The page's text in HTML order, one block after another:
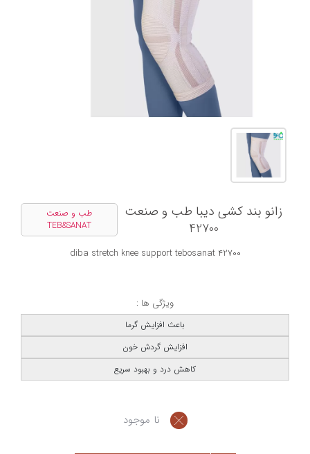
طب و صنعت
TEB&SANAT
زانو بند کشی دیبا طب و صنعت
42700
42700 diba stretch knee support tebosanat
ویژگی ها :
باعث افزایش گرما
افزایش گردش خون
کاهش درد و بهبود سریع
نا موجود